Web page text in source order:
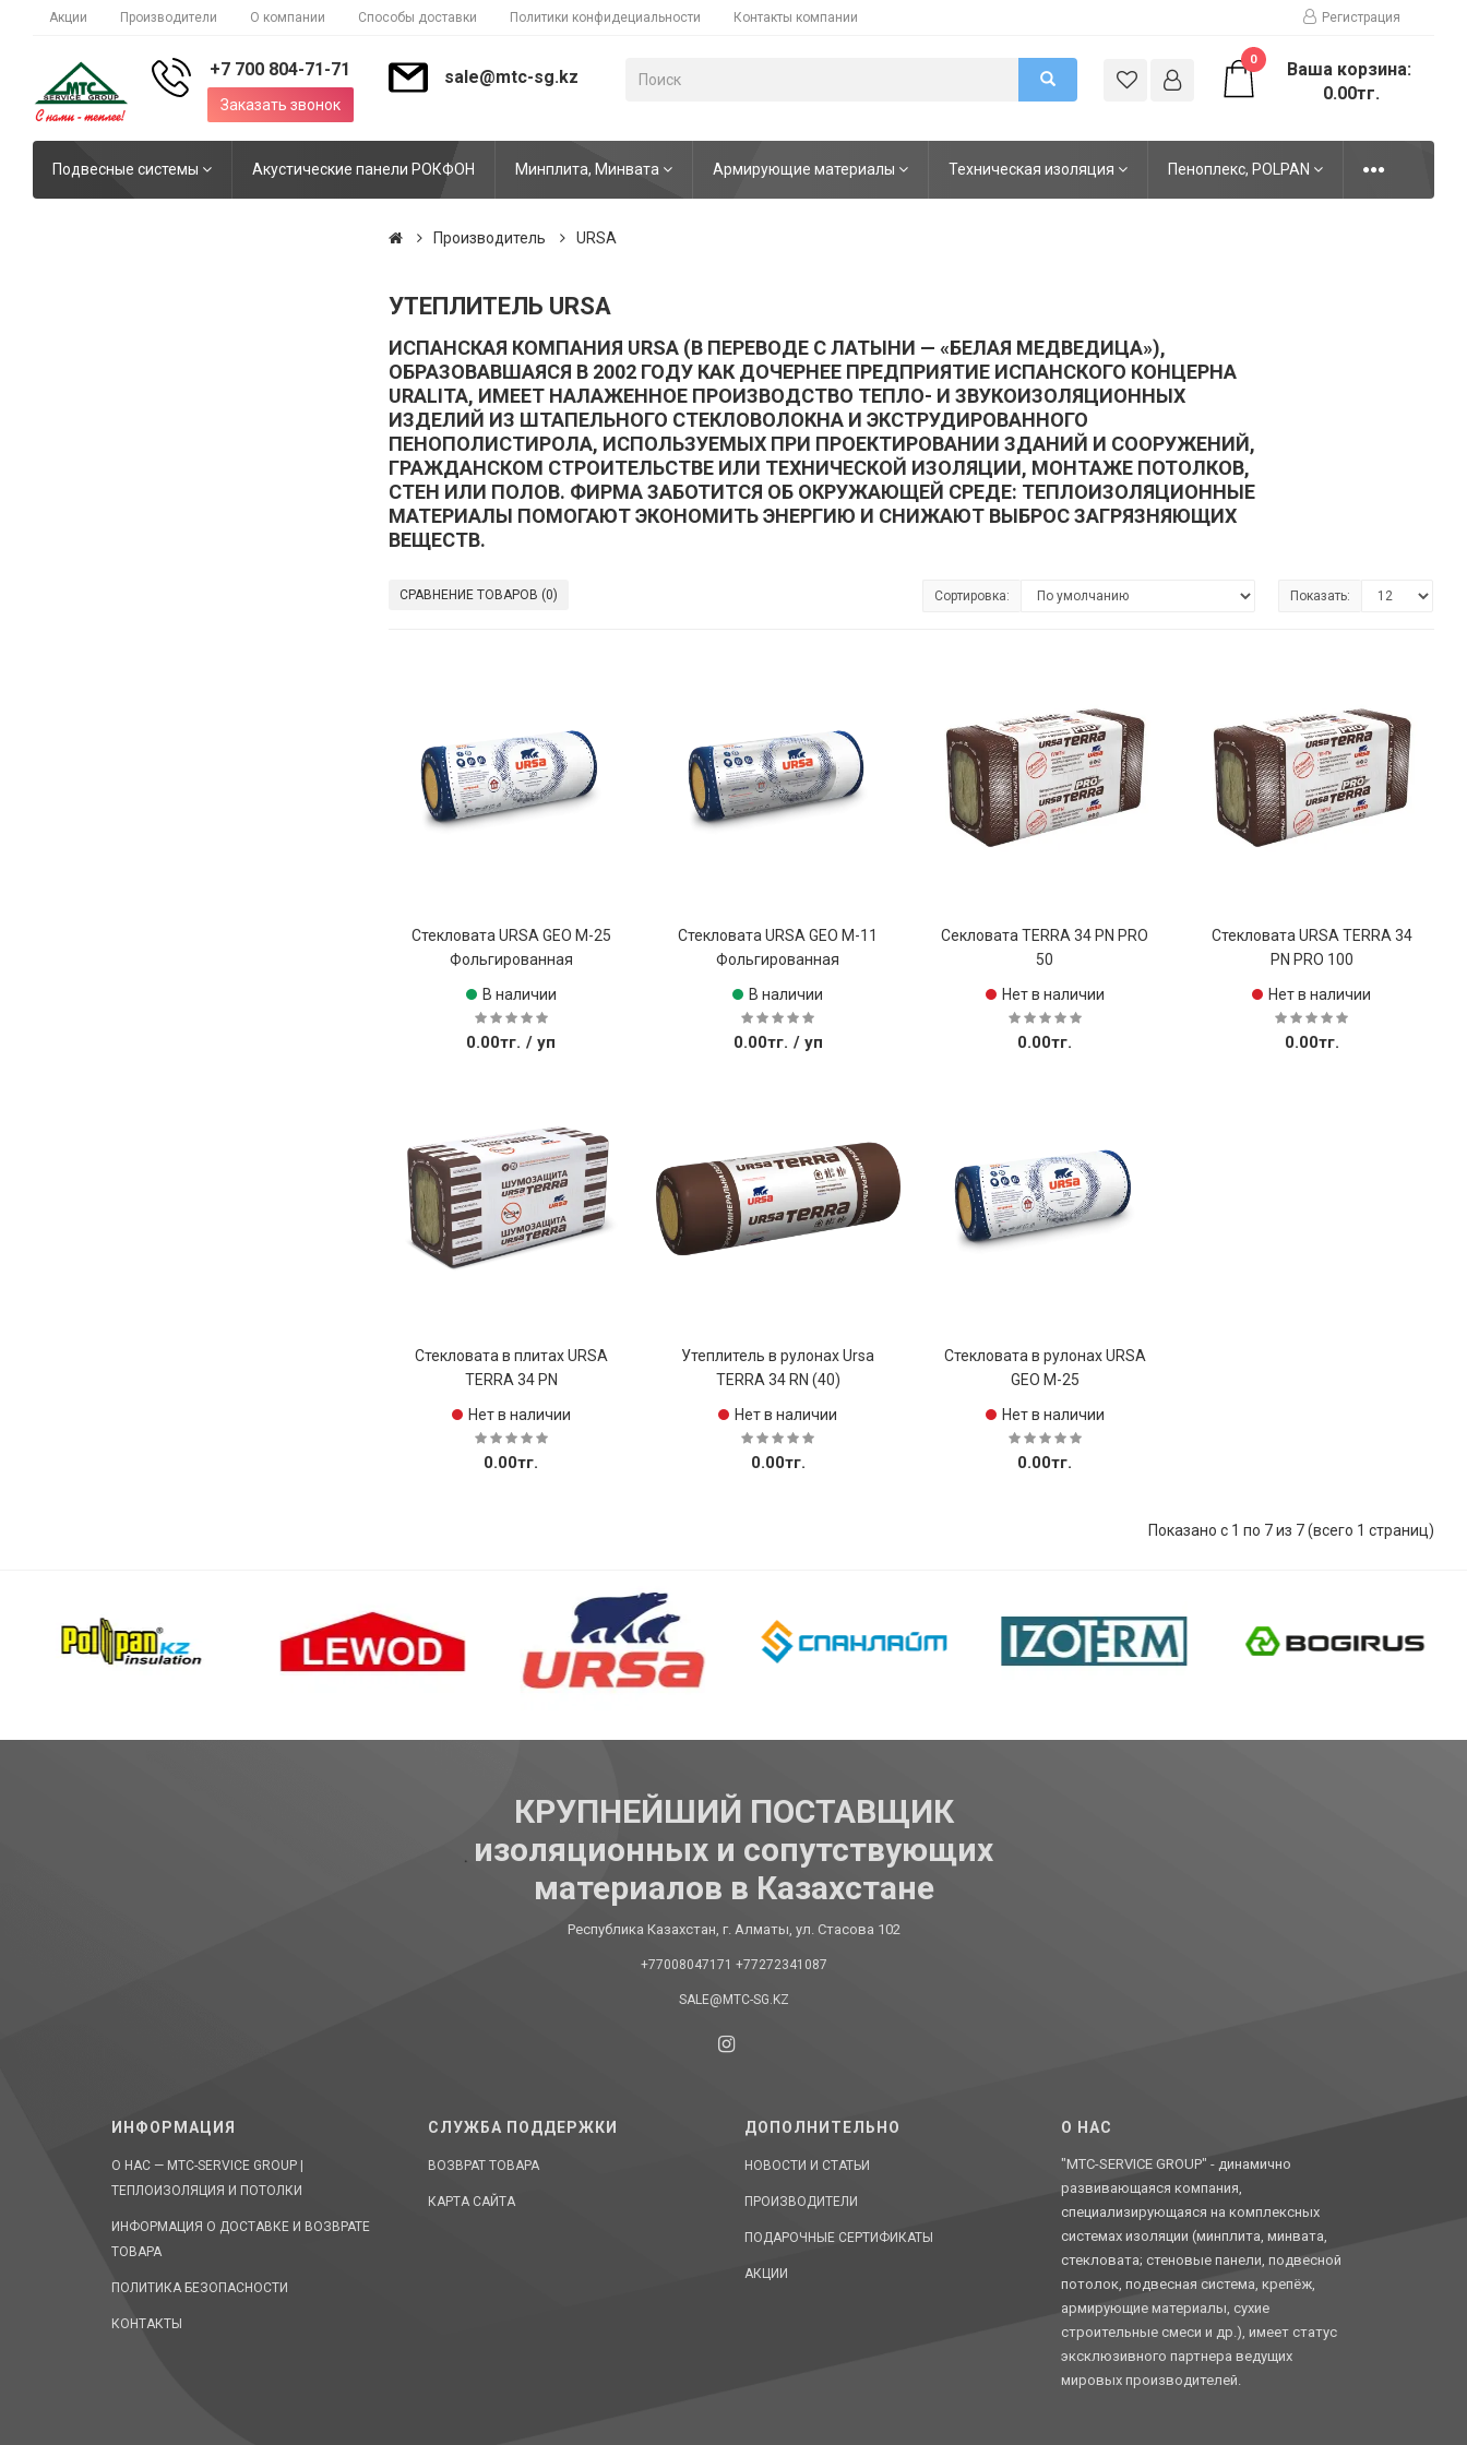
Акции Производители О компании Способы доставки Политики конфидециальности Контакты компании Регистрация
+7 700 804-71-71
Заказать звонок
sale@mtc-sg.kz
0
Ваша корзина:
0.00тг.
Подвесные системы Акустические панели РОКФОН Минплита, Минвата Армирующие материалы Техническая изоляция Пеноплекс, POLPAN
Производитель URSA
УТЕПЛИТЕЛЬ URSA
ИСПАНСКАЯ КОМПАНИЯ URSA (В ПЕРЕВОДЕ С ЛАТЫНИ — «БЕЛАЯ МЕДВЕДИЦА»),
ОБРАЗОВАВШАЯСЯ В 2002 ГОДУ КАК ДОЧЕРНЕЕ ПРЕДПРИЯТИЕ ИСПАНСКОГО КОНЦЕРНА
URALITA, ИМЕЕТ НАЛАЖЕННОЕ ПРОИЗВОДСТВО ТЕПЛО- И ЗВУКОИЗОЛЯЦИОННЫХ
ИЗДЕЛИЙ ИЗ ШТАПЕЛЬНОГО СТЕКЛОВОЛОКНА И ЭКСТРУДИРОВАННОГО
ПЕНОПОЛИСТИРОЛА, ИСПОЛЬЗУЕМЫХ ПРИ ПРОЕКТИРОВАНИИ ЗДАНИЙ И СООРУЖЕНИЙ,
ГРАЖДАНСКОМ СТРОИТЕЛЬСТВЕ ИЛИ ТЕХНИЧЕСКОЙ ИЗОЛЯЦИИ, МОНТАЖЕ ПОТОЛКОВ,
СТЕН ИЛИ ПОЛОВ. ФИРМА ЗАБОТИТСЯ ОБ ОКРУЖАЮЩЕЙ СРЕДЕ: ТЕПЛОИЗОЛЯЦИОННЫЕ
МАТЕРИАЛЫ ПОМОГАЮТ ЭКОНОМИТЬ ЭНЕРГИЮ И СНИЖАЮТ ВЫБРОС ЗАГРЯЗНЯЮЩИХ
ВЕЩЕСТВ.
СРАВНЕНИЕ ТОВАРОВ (0) Сортировка: Показать:
Купить
Стекловата URSA GEO М-25
Фольгированная
В наличии
0.00тг. / уп
Стекловата URSA GEO М-11
Фольгированная
В наличии
0.00тг. / уп
Секловата TERRA 34 PN PRO
50
Нет в наличии
0.00тг.
Стекловата URSA TERRA 34
PN PRO 100
Нет в наличии
0.00тг.
Стекловата в плитах URSA
TERRA 34 PN
Нет в наличии
0.00тг.
Утеплитель в рулонах Ursa
TERRA 34 RN (40)
Нет в наличии
0.00тг.
Стекловата в рулонах URSA
GEO М-25
Нет в наличии
0.00тг.
Показано с 1 по 7 из 7 (всего 1 страниц)
КРУПНЕЙШИЙ ПОСТАВЩИК
изоляционных и сопутствующих
материалов в Казахстане
Республика Казахстан, г. Алматы, ул. Стасова 102
+77008047171 +77272341087
SALE@MTC-SG.KZ
ИНФОРМАЦИЯ
О НАС — MTC-SERVICE GROUP |
ТЕПЛОИЗОЛЯЦИЯ И ПОТОЛКИ
ИНФОРМАЦИЯ О ДОСТАВКЕ И ВОЗВРАТЕ
ТОВАРА
ПОЛИТИКА БЕЗОПАСНОСТИ
КОНТАКТЫ
СЛУЖБА ПОДДЕРЖКИ
ВОЗВРАТ ТОВАРА
КАРТА САЙТА
ДОПОЛНИТЕЛЬНО
НОВОСТИ И СТАТЬИ
ПРОИЗВОДИТЕЛИ
ПОДАРОЧНЫЕ СЕРТИФИКАТЫ
АКЦИИ
O НАС
"MTC-SERVICE GROUP" - динамично
развивающаяся компания,
специализирующаяся на комплексных
системах изоляции (минплита, минвата,
стекловата; стеновые панели, подвесной
потолок, подвесная система, крепёж,
армирующие материалы, сухие
строительные смеси и др.), имеет статус
эксклюзивного партнера ведущих
мировых производителей.